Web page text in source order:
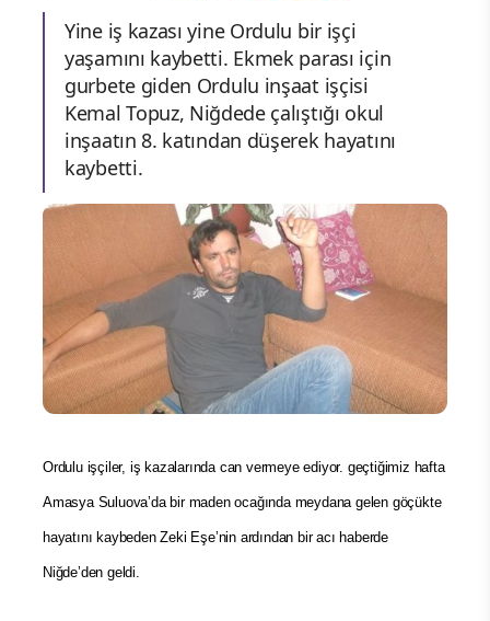
Yine iş kazası yine Ordulu bir işçi
yaşamını kaybetti. Ekmek parası için
gurbete giden Ordulu inşaat işçisi
Kemal Topuz, Niğdede çalıştığı okul
inşaatın 8. katından düşerek hayatını
kaybetti.
Ordulu işçiler, iş kazalarında can vermeye ediyor. geçtiğimiz hafta
Amasya Suluova’da bir maden ocağında meydana gelen göçükte
hayatını kaybeden Zeki Eşe’nin ardından bir acı haberde
Niğde’den geldi.